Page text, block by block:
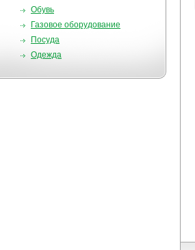
Обувь
Газовое оборудование
Посуда
Одежда